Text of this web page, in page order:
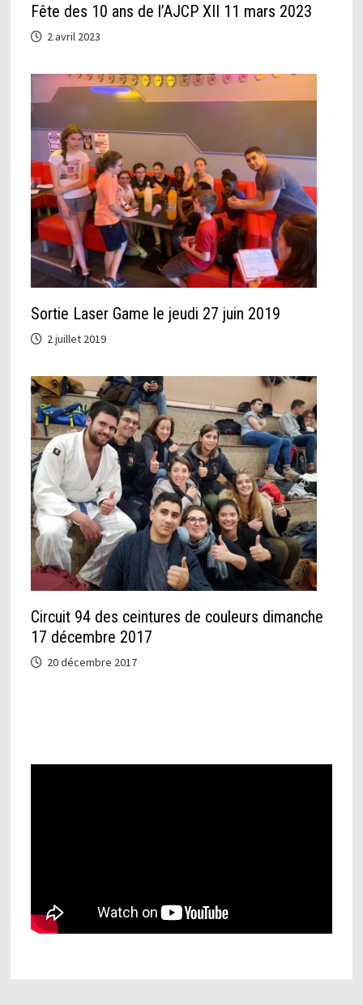
Fête des 10 ans de l’AJCP XII 11 mars 2023
2 avril 2023
Sortie Laser Game le jeudi 27 juin 2019
2 juillet 2019
Circuit 94 des ceintures de couleurs dimanche
17 décembre 2017
20 décembre 2017